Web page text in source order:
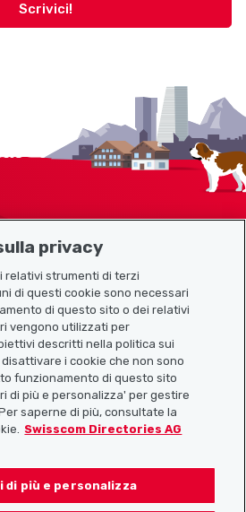
Scrivici!
privacy
relativi strumenti di terzi
di questi cookie sono necessari
di questo sito o dei relativi
vengono utilizzati per
descritti nella politica sui
i cookie che non sono
funzionamento di questo sito
di più e personalizza' per gestire
saperne di più, consultate la
Swisscom Directories AG
di più e personalizza